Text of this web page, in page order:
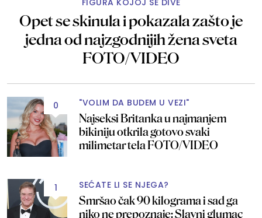
Opet se skinula i pokazala zašto je
jedna od najzgodnijih žena sveta
FOTO/VIDEO
0 "VOLIM DA BUDEM U VEZI"
Najseksi Britanka u najmanjem
bikiniju otkrila gotovo svaki
milimetar tela FOTO/VIDEO
1 SEĆATE LI SE NJEGA?
Smršao čak 90 kilograma i sad ga
niko ne prepoznaje: Slavni glumac